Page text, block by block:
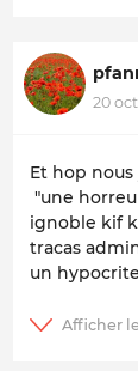
20
Et hop nous
"une
ignoble kif
tracas
un